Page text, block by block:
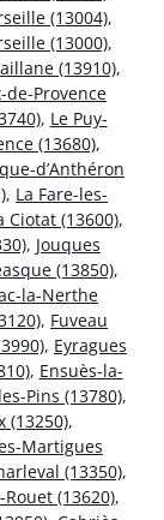
(13004),
(13000),
(13910),
de-Provence
, Le Puy-
(13680),
d’Anthéron
, La Fare-les-
Ciotat (13600),
, Jouques
(13850),
la-Nerthe
, Fuveau
, Eyragues
, Ensuès-la-
Pins (13780),
(13250),
Martigues
(13350),
(13620),